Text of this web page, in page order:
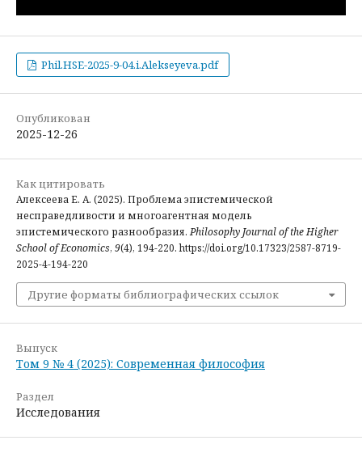
Phil.HSE-2025-9-04.i.Alekseyeva.pdf
Опубликован
2025-12-26
Как цитировать
Алексеева Е. А. (2025). Проблема эпистемической
несправедливости и многоагентная модель
эпистемического разнообразия.Philosophy Journal of the Higher
School of Economics, 9(4), 194-220. https://doi.org/10.17323/2587-8719-
2025-4-194-220
Другие форматы библиографических ссылок
Выпуск
Том 9 № 4 (2025): Современная философия
Раздел
Исследования